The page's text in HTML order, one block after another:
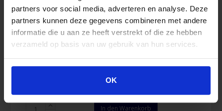
partners voor social media, adverteren en analyse. Deze
partners kunnen deze gegevens combineren met andere
informatie die u aan ze heeft verstrekt of die ze hebben
verzameld op basis van uw gebruik van hun services.
OK
Verbandskasten Toolpack Orange (leer)
35,33€Inkl. MwSt.
Verbandskasten
In den Warenkorb